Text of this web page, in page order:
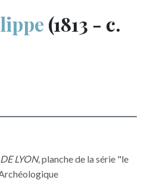
(1813 - c.
LYON,planche de la série "le